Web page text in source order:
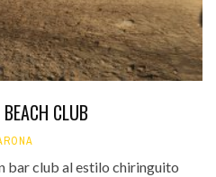
CLUB
bar club al estilo chiringuito